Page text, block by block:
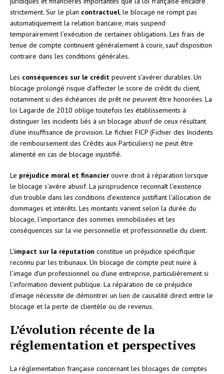
strictement. Sur le plan contractuel, le blocage ne rompt pas
automatiquement la relation bancaire, mais suspend
temporairement l’exécution de certaines obligations. Les frais de
tenue de compte continuent généralement à courir, sauf disposition
contraire dans les conditions générales.
Les conséquences sur le crédit peuvent s’avérer durables. Un
blocage prolongé risque d’affecter le score de crédit du client,
notamment si des échéances de prêt ne peuvent être honorées. La
loi Lagarde de 2010 oblige toutefois les établissements à
distinguer les incidents liés à un blocage abusif de ceux résultant
d’une insuffisance de provision. Le fichier FICP (Fichier des Incidents
de remboursement des Crédits aux Particuliers) ne peut être
alimenté en cas de blocage injustifié.
Le préjudice moral et financier ouvre droit à réparation lorsque
le blocage s’avère abusif. La jurisprudence reconnaît l’existence
d’un trouble dans les conditions d’existence justifiant l’allocation de
dommages et intérêts. Les montants varient selon la durée du
blocage, l’importance des sommes immobilisées et les
conséquences sur la vie personnelle et professionnelle du client.
L’impact sur la réputation constitue un préjudice spécifique
reconnu par les tribunaux. Un blocage de compte peut nuire à
l’image d’un professionnel ou d’une entreprise, particulièrement si
l’information devient publique. La réparation de ce préjudice
d’image nécessite de démontrer un lien de causalité direct entre le
blocage et la perte de clientèle ou de revenus.
L’évolution récente de la
réglementation et perspectives
La réglementation française concernant les blocages de comptes